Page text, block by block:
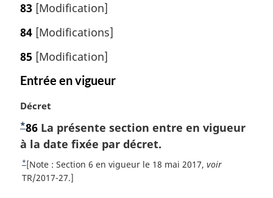
83 [Modification]
84 [Modifications]
85 [Modification]
Entrée en vigueur
N
o
t
e
m
a
Décret
N
o
t
e
*86 La présente section entre en vigueur
à la date fixée par décret.
R
e
*[Note : Section 6 en vigueur le 18 mai 2017, voir
TR/2017-27.]